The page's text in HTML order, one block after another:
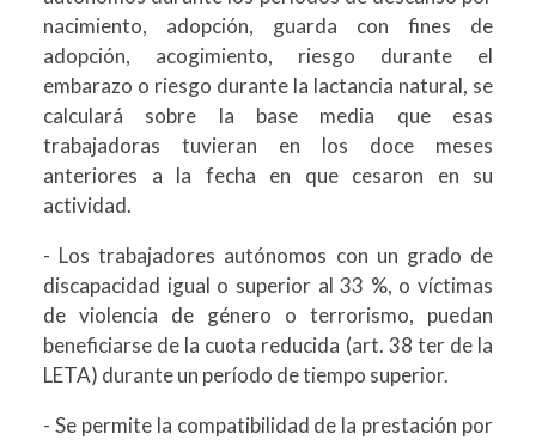
nacimiento, adopción, guarda con fines de
adopción, acogimiento, riesgo durante el
embarazo o riesgo durante la lactancia natural, se
calculará sobre la base media que esas
trabajadoras tuvieran en los doce meses
anteriores a la fecha en que cesaron en su
actividad.
- Los trabajadores autónomos con un grado de
discapacidad igual o superior al 33 %, o víctimas
de violencia de género o terrorismo, puedan
beneficiarse de la cuota reducida (art. 38 ter de la
LETA) durante un período de tiempo superior.
- Se permite la compatibilidad de la prestación por